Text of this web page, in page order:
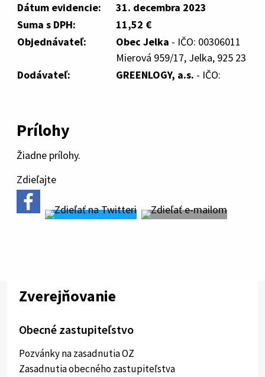
Dátum evidencie:
31. decembra 2023
Suma s DPH:
11,52 €
Objednávateľ:
Obec Jelka - IČO: 00306011
Mierová 959/17, Jelka, 925 23
Dodávateľ:
GREENLOGY, a.s. - IČO:
Prílohy
Žiadne prílohy.
Zdieľajte
Zverejňovanie
Obecné zastupiteľstvo
Pozvánky na zasadnutia OZ
Zasadnutia obecného zastupiteľstva